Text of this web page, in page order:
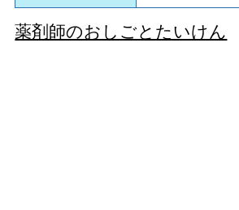
薬剤師のおしごとたいけん